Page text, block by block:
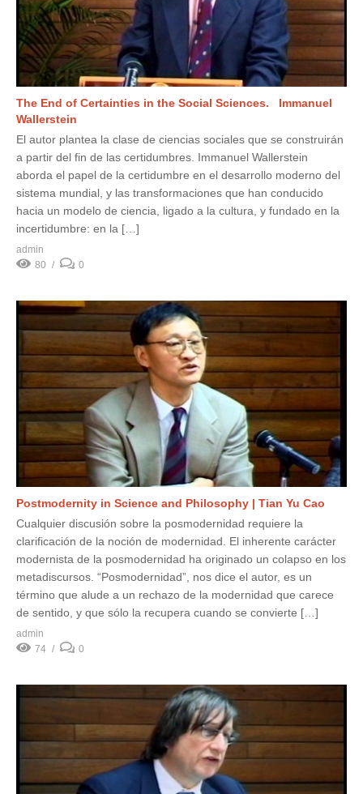
The End of Certainties in the Social Sciences. Immanuel
Wallerstein
El autor plantea la clase de ciencias sociales que se construirán
a partir del fin de las certidumbres. Immanuel Wallerstein
aborda el papel de la certidumbre en el desarrollo moderno del
sistema mundial, y las transformaciones que han conducido
hacia un modelo de ciencia, ligado a la cultura, y fundado en la
incertidumbre: en la […]
admin
80
0
Postmodernity in Science and Philosophy | Tian Yu Cao
Cualquier discusión sobre la posmodernidad requiere la
clarificación de la noción de modernidad. El inherente carácter
modernista de la posmodernidad ha originado un colapso en los
metadiscursos. “Posmodernidad”, nos dice el autor, es un
término que alude a un rechazo de la modernidad que carece
de sentido, y que sólo la recupera cuando se convierte […]
admin
74
0